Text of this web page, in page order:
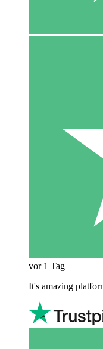
vor 1 Tag
It's amazing